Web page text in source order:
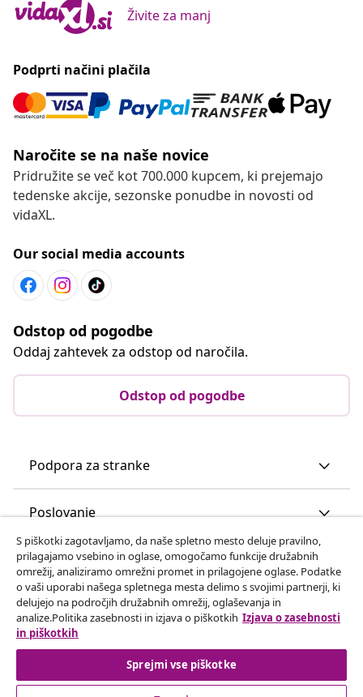
Živite za manj
Podprti načini plačila
Naročite se na naše novice
Pridružite se več kot 700.000 kupcem, ki prejemajo
tedenske akcije, sezonske ponudbe in novosti od
vidaXL.
Our social media accounts
Odstop od pogodbe
Oddaj zahtevek za odstop od naročila.
Odstop od pogodbe
Podpora za stranke
Poslovanje
vidaXL
Odkrijte več
S piškotki zagotavljamo, da naše spletno mesto deluje pravilno,
prilagajamo vsebino in oglase, omogočamo funkcije družabnih
omrežij, analiziramo omrežni promet in prilagojene oglase. Podatke
o vaši uporabi našega spletnega mesta delimo s svojimi partnerji, ki
delujejo na področjih družabnih omrežij, oglaševanja in
analize.Politika zasebnosti in izjava o piškotkih Izjava o zasebnosti
in piškotkih
Sprejmi vse piškotke